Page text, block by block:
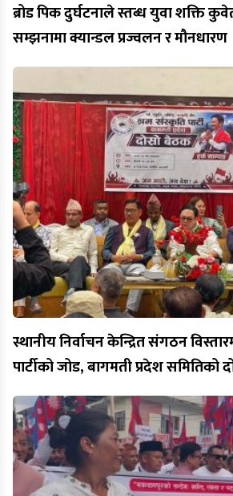
ब्रोड पिक दुर्घटनाले स्तब्ध युवा शक्ति
सम्झनामा क्यान्डल प्रज्वलन र मौनधारण
स्थानीय निर्वाचन केन्द्रित संगठन
पार्टीको जोड, बागमती प्रदेश समितिको